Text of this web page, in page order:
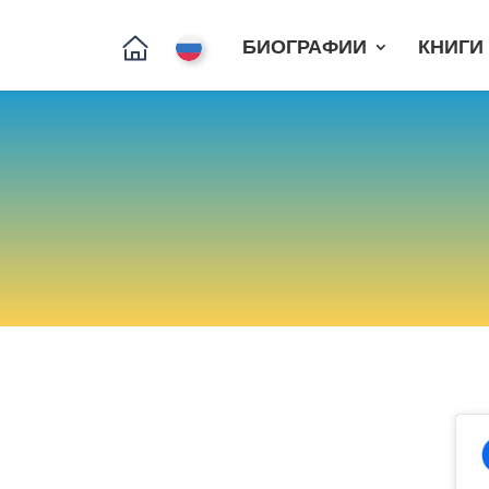
БИОГРАФИИ КНИГИ